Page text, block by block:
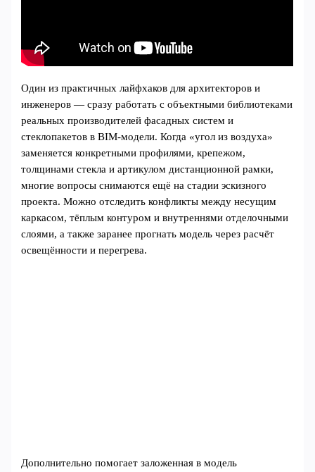
Один из практичных лайфхаков для архитекторов и
инженеров — сразу работать с объектными библиотеками
реальных производителей фасадных систем и
стеклопакетов в BIM‑модели. Когда «угол из воздуха»
заменяется конкретными профилями, крепежом,
толщинами стекла и артикулом дистанционной рамки,
многие вопросы снимаются ещё на стадии эскизного
проекта. Можно отследить конфликты между несущим
каркасом, тёплым контуром и внутреннями отделочными
слоями, а также заранее прогнать модель через расчёт
освещённости и перегрева.
Дополнительно помогает заложенная в модель